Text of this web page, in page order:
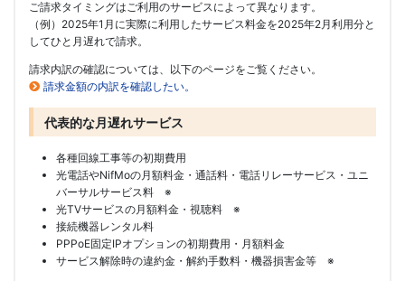
ご請求タイミングはご利用のサービスによって異なります。
（例）2025年1月に実際に利用したサービス料金を2025年2月利用分と
してひと月遅れで請求。
請求内訳の確認については、以下のページをご覧ください。
請求金額の内訳を確認したい。
代表的な月遅れサービス
各種回線工事等の初期費用
光電話やNifMoの月額料金・通話料・電話リレーサービス・ユニ
バーサルサービス料 ※
光TVサービスの月額料金・視聴料 ※
接続機器レンタル料
PPPoE固定IPオプションの初期費用・月額料金
サービス解除時の違約金・解約手数料・機器損害金等 ※